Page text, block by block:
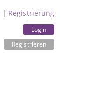
| Registrierung
Login
Registrieren